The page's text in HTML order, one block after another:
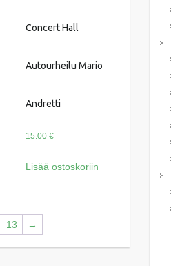
Concert Hall
Autourheilu Mario
Andretti
15.00€
Lisää ostoskoriin
13 →